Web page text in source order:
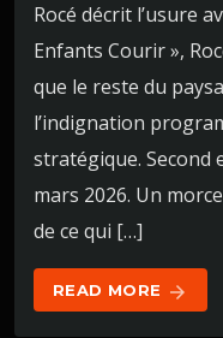
Rocé décrit l’usure
Enfants Courir »,
que le reste du
l’indignation
stratégique. Second
mars 2026. Un
de ce qui […]
READ MORE arrow_forward